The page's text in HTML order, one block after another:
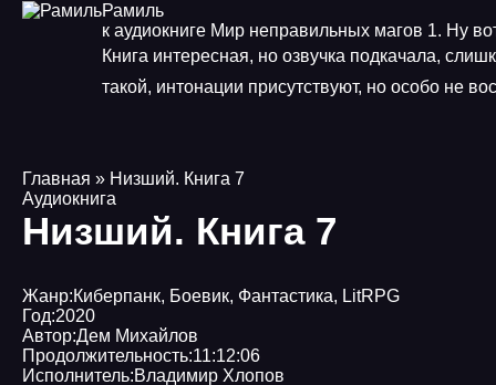
Рамиль
к аудиокниге Мир неправильных магов 1. Ну
Книга интересная, но озвучка подкачала,
такой, интонации присутствуют, но особо не
Главная » Низший. Книга 7
Аудиокнига
Низший. Книга 7
Жанр:Киберпанк, Боевик, Фантастика, LitRPG
Год:2020
Автор:Дем Михайлов
Продолжительность:11:12:06
Исполнитель:Владимир Хлопов